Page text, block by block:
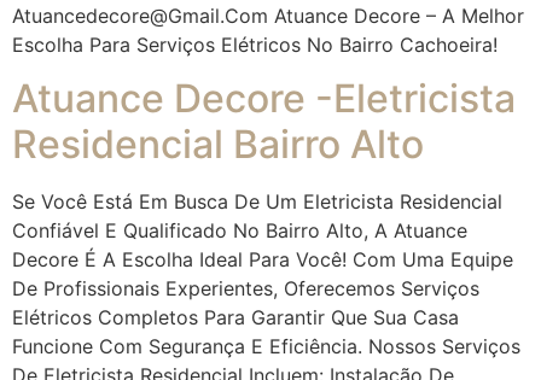
Atuancedecore@gmail.com Atuance Decore – A Melhor
Escolha Para Serviços Elétricos No Bairro Cachoeira!
Atuance Decore -Eletricista
Residencial Bairro Alto
Se Você Está Em Busca De Um Eletricista Residencial
Confiável E Qualificado No Bairro Alto, A Atuance
Decore É A Escolha Ideal Para Você! Com Uma Equipe
De Profissionais Experientes, Oferecemos Serviços
Elétricos Completos Para Garantir Que Sua Casa
Funcione Com Segurança E Eficiência. Nossos Serviços